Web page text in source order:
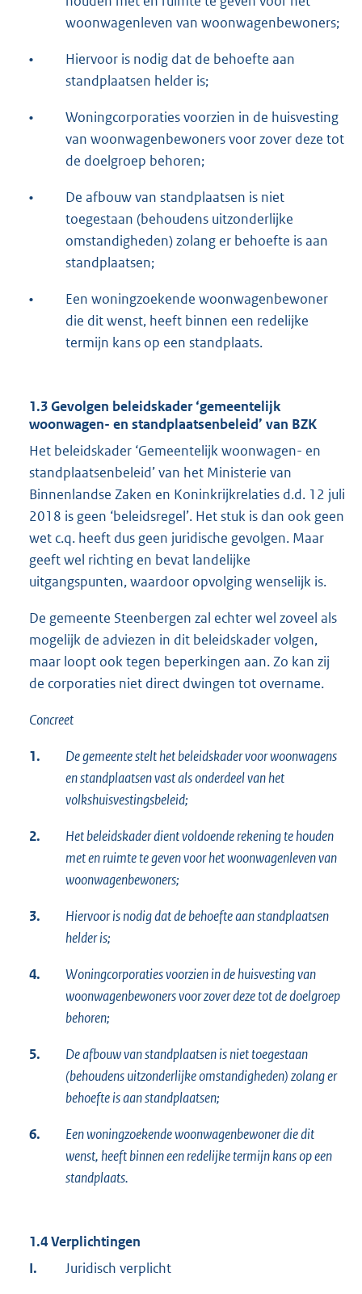
woonwagenleven van woonwagenbewoners;
•
Hiervoor is nodig dat de behoefte aan
standplaatsen helder is;
•
Woningcorporaties voorzien in de huisvesting
van woonwagenbewoners voor zover deze tot
de doelgroep behoren;
•
De afbouw van standplaatsen is niet
toegestaan (behoudens uitzonderlijke
omstandigheden) zolang er behoefte is aan
standplaatsen;
•
Een woningzoekende woonwagenbewoner
die dit wenst, heeft binnen een redelijke
termijn kans op een standplaats.
1.3 Gevolgen beleidskader ‘gemeentelijk
woonwagen- en standplaatsenbeleid’ van BZK
Het beleidskader ‘Gemeentelijk woonwagen- en
standplaatsenbeleid’ van het Ministerie van
Binnenlandse Zaken en Koninkrijkrelaties d.d. 12 juli
2018 is geen ‘beleidsregel’. Het stuk is dan ook geen
wet c.q. heeft dus geen juridische gevolgen. Maar
geeft wel richting en bevat landelijke
uitgangspunten, waardoor opvolging wenselijk is.
De gemeente Steenbergen zal echter wel zoveel als
mogelijk de adviezen in dit beleidskader volgen,
maar loopt ook tegen beperkingen aan. Zo kan zij
de corporaties niet direct dwingen tot overname.
Concreet
1.
De gemeente stelt het beleidskader voor woonwagens
en standplaatsen vast als onderdeel van het
volkshuisvestingsbeleid;
2.
Het beleidskader dient voldoende rekening te houden
met en ruimte te geven voor het woonwagenleven van
woonwagenbewoners;
3.
Hiervoor is nodig dat de behoefte aan standplaatsen
helder is;
4.
Woningcorporaties voorzien in de huisvesting van
woonwagenbewoners voor zover deze tot de doelgroep
behoren;
5.
De afbouw van standplaatsen is niet toegestaan
(behoudens uitzonderlijke omstandigheden) zolang er
behoefte is aan standplaatsen;
6.
Een woningzoekende woonwagenbewoner die dit
wenst, heeft binnen een redelijke termijn kans op een
standplaats.
1.4 Verplichtingen
I.
Juridisch verplicht